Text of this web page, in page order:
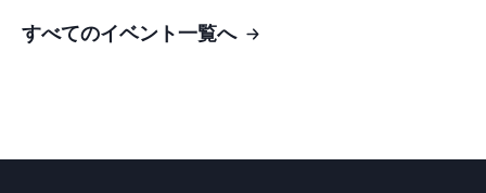
すべてのイベント一覧へ